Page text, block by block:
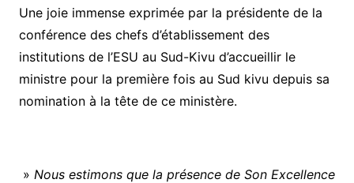
Une joie immense exprimée par la présidente de la
conférence des chefs d’établissement des
institutions de l’ESU au Sud-Kivu d’accueillir le
ministre pour la première fois au Sud kivu depuis sa
nomination à la tête de ce ministère.
» Nous estimons que la présence de Son Excellence